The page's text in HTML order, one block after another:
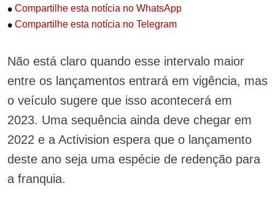
• Compartilhe esta notícia no WhatsApp
• Compartilhe esta notícia no Telegram
Não está claro quando esse intervalo maior
entre os lançamentos entrará em vigência, mas
o veículo sugere que isso acontecerá em
2023. Uma sequência ainda deve chegar em
2022 e a Activision espera que o lançamento
deste ano seja uma espécie de redenção para
a franquia.